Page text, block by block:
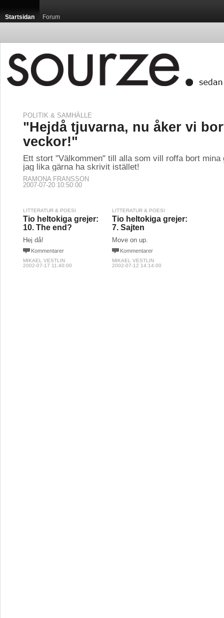
Startsidan Forum
POLITIK & SAMHÄLLE
"Hejdå tjuvarna, nu åker vi
veckor!"
Ett stort "Välkommen" till alla som vill roffa bort mina
jag lika gärna ha skrivit istället!
RAMONA FRANSSON
2007-07-20 10:50:00
LITTERATUR & POESI
Tio heltokiga grejer:
10. The end?
Hej då!
Kommentarer
MIKAEL VESTLIN
2002-07-17 11:40:00
LITTERATUR & POESI
Tio heltokiga grejer:
7. Sajten
Move on up.
Kommentarer
MIKAEL VESTLIN
2002-07-12 14:14:00